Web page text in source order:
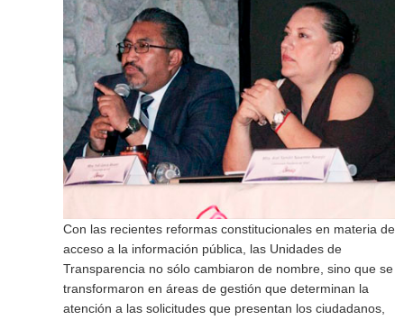
Con las recientes reformas constitucionales en materia de
acceso a la información pública, las Unidades de
Transparencia no sólo cambiaron de nombre, sino que se
transformaron en áreas de gestión que determinan la
atención a las solicitudes que presentan los ciudadanos,